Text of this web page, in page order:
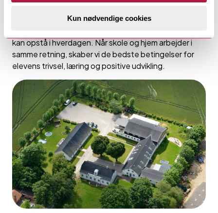
Kun nødvendige cookies
Vi prioriterer en åben og respektfuld kontakt og
kan opstå i hverdagen. Når skole og hjem arbejder i
samme retning, skaber vi de bedste betingelser for
elevens trivsel, læring og positive udvikling.